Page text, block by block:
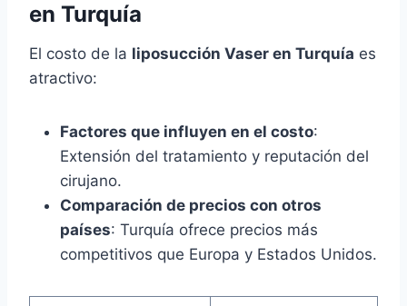
en Turquía
El costo de la liposucción Vaser en Turquía es
atractivo:
Factores que influyen en el costo:
Extensión del tratamiento y reputación del
cirujano.
Comparación de precios con otros
países: Turquía ofrece precios más
competitivos que Europa y Estados Unidos.